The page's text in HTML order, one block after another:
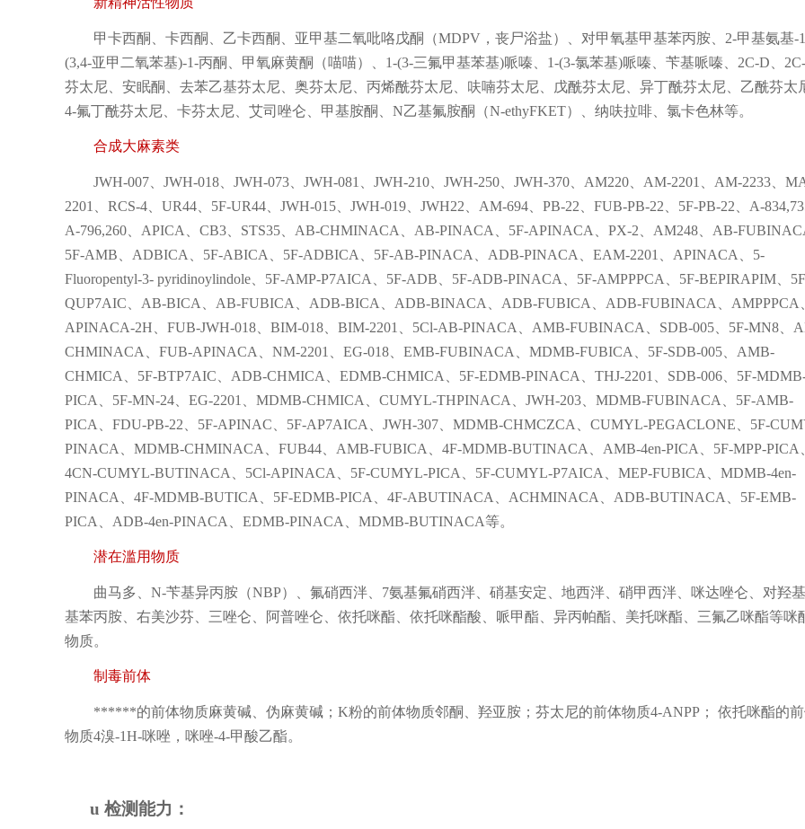
甲卡西酮、卡西酮、乙卡西酮、亚甲基二氧吡咯戊酮（MDPV，丧尸浴盐）、对甲氧基甲基苯丙胺、2-甲基氨基-
(3,4-亚甲二氧苯基)-1-丙酮、甲氧麻黄酮（喵喵）、1-(3-三氟甲基苯基)哌嗪、1-(3-氯苯基)哌嗪、苄基哌嗪、2C-D、2C-
芬太尼、安眠酮、去苯乙基芬太尼、奥芬太尼、丙烯酰芬太尼、呋喃芬太尼、戊酰芬太尼、异丁酰芬太尼、乙酰芬太
4-氟丁酰芬太尼、卡芬太尼、艾司唑仑、甲基胺酮、N乙基氟胺酮（N-ethyFKET）、纳呋拉啡、氯卡色林等。
合成大麻素类
JWH-007、JWH-018、JWH-073、JWH-081、JWH-210、JWH-250、JWH-370、AM220、AM-2201、AM-2233、
2201、RCS-4、UR44、5F-UR44、JWH-015、JWH-019、JWH22、AM-694、PB-22、FUB-PB-22、5F-PB-22、A-
A-796,260、APICA、CB3、STS35、AB-CHMINACA、AB-PINACA、5F-APINACA、PX-2、AM248、AB-
5F-AMB、ADBICA、5F-ABICA、5F-ADBICA、5F-AB-PINACA、ADB-PINACA、EAM-2201、APINACA、5-
Fluoropentyl-3- pyridinoylindole、5F-AMP-P7AICA、5F-ADB、5F-ADB-PINACA、5F-AMPPPCA、5F-BEPIRAPIM、
QUP7AIC、AB-BICA、AB-FUBICA、ADB-BICA、ADB-BINACA、ADB-FUBICA、ADB-FUBINACA、AMPPPCA
APINACA-2H、FUB-JWH-018、BIM-018、BIM-2201、5Cl-AB-PINACA、AMB-FUBINACA、SDB-005、5F-MN8、
CHMINACA、FUB-APINACA、NM-2201、EG-018、EMB-FUBINACA、MDMB-FUBICA、5F-SDB-005、AMB-
CHMICA、5F-BTP7AIC、ADB-CHMICA、EDMB-CHMICA、5F-EDMB-PINACA、THJ-2201、SDB-006、5F-
PICA、5F-MN-24、EG-2201、MDMB-CHMICA、CUMYL-THPINACA、JWH-203、MDMB-FUBINACA、5F-AMB-
PICA、FDU-PB-22、5F-APINAC、5F-AP7AICA、JWH-307、MDMB-CHMCZCA、CUMYL-PEGACLONE、5F-
PINACA、MDMB-CHMINACA、FUB44、AMB-FUBICA、4F-MDMB-BUTINACA、AMB-4en-PICA、5F-MPP-PICA
4CN-CUMYL-BUTINACA、5Cl-APINACA、5F-CUMYL-PICA、5F-CUMYL-P7AICA、MEP-FUBICA、MDMB-4en-
PINACA、4F-MDMB-BUTICA、5F-EDMB-PICA、4F-ABUTINACA、ACHMINACA、ADB-BUTINACA、5F-EMB-
PICA、ADB-4en-PINACA、EDMB-PINACA、MDMB-BUTINACA等。
潜在滥用物质
曲马多、N-苄基异丙胺（NBP）、氟硝西泮、7氨基氟硝西泮、硝基安定、地西泮、硝甲西泮、咪达唑仑、对羟
基苯丙胺、右美沙芬、三唑仑、阿普唑仑、依托咪酯、依托咪酯酸、哌甲酯、异丙帕酯、美托咪酯、三氟乙咪酯等咪
物质。
制毒前体
******的前体物质麻黄碱、伪麻黄碱；K粉的前体物质邻酮、羟亚胺；芬太尼的前体物质4-ANPP； 依托咪酯的
物质4溴-1H-咪唑，咪唑-4-甲酸乙酯。
u 检测能力：